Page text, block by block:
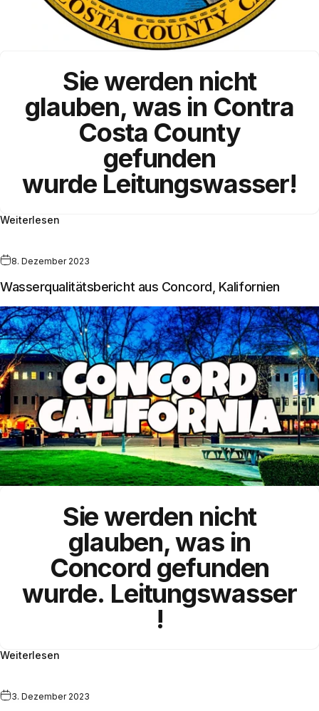
Sie werden nicht
glauben, was in Contra
Costa County
gefunden
wurde Leitungswasser!
Weiterlesen
8. Dezember 2023
Wasserqualitätsbericht aus Concord, Kalifornien
Sie werden nicht
glauben, was in
Concord gefunden
wurde. Leitungswasser
!
Weiterlesen
3. Dezember 2023